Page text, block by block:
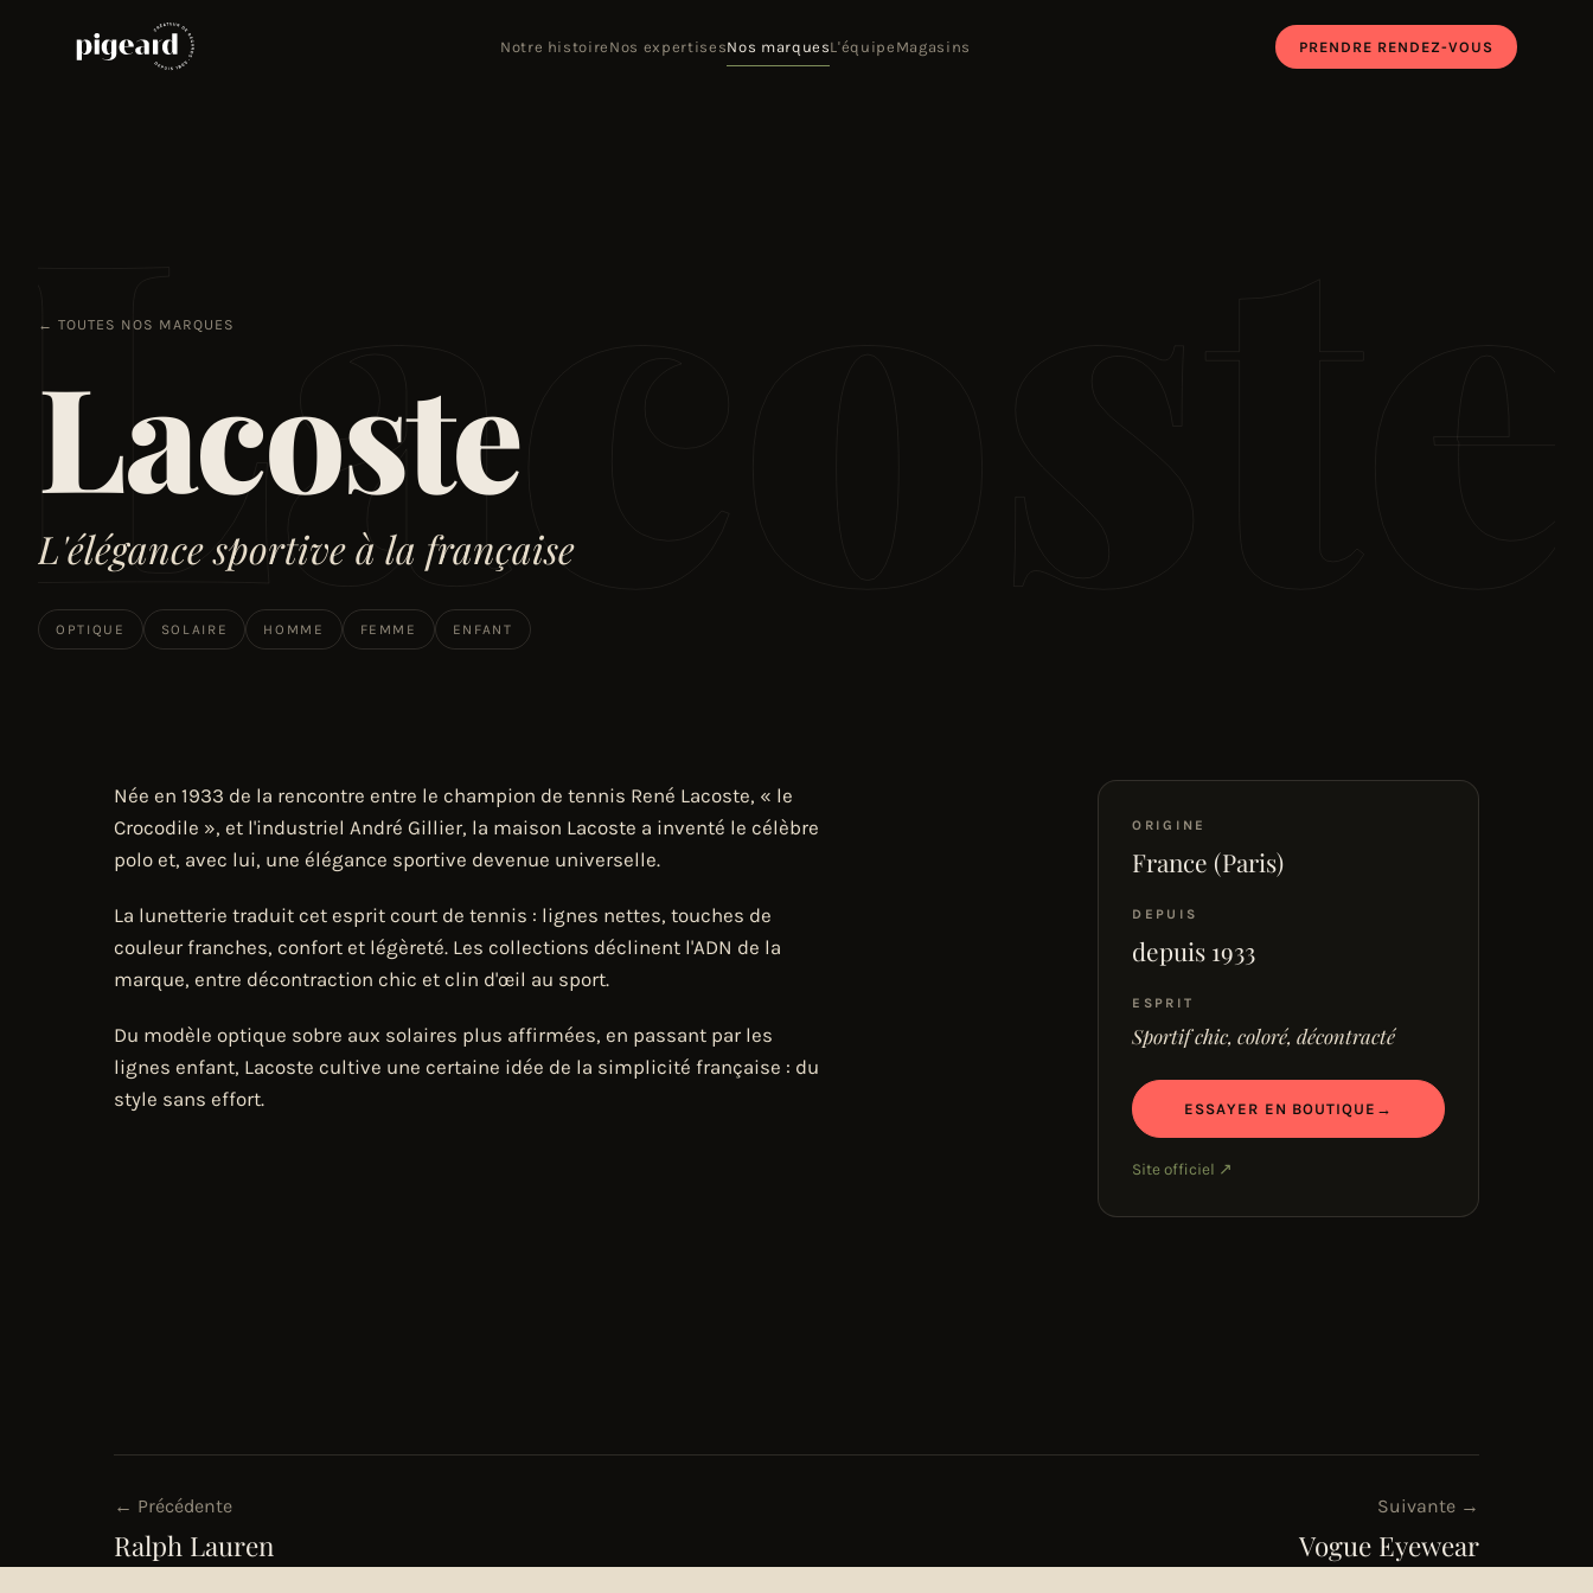
Notre histoire Nos expertisesNos marquesL'équipe Magasins PRENDRE RENDEZ-VOUS
← TOUTES NOS MARQUES
Lacoste
L'élégance sportive à la française
OPTIQUE SOLAIRE HOMME FEMME ENFANT
Née en 1933 de la rencontre entre le champion de tennis René Lacoste, « le
Crocodile », et l'industriel André Gillier, la maison Lacoste a inventé le célèbre
polo et, avec lui, une élégance sportive devenue universelle.
La lunetterie traduit cet esprit court de tennis : lignes nettes, touches de
couleur franches, confort et légèreté. Les collections déclinent l'ADN de la
marque, entre décontraction chic et clin d'œil au sport.
Du modèle optique sobre aux solaires plus affirmées, en passant par les
lignes enfant, Lacoste cultive une certaine idée de la simplicité française : du
style sans effort.
ORIGINE
France (Paris)
DEPUIS
depuis 1933
ESPRIT
Sportif chic, coloré, décontracté
ESSAYER EN BOUTIQUE →
Site officiel ↗
← Précédente
Ralph Lauren
Suivante →
Vogue Eyewear